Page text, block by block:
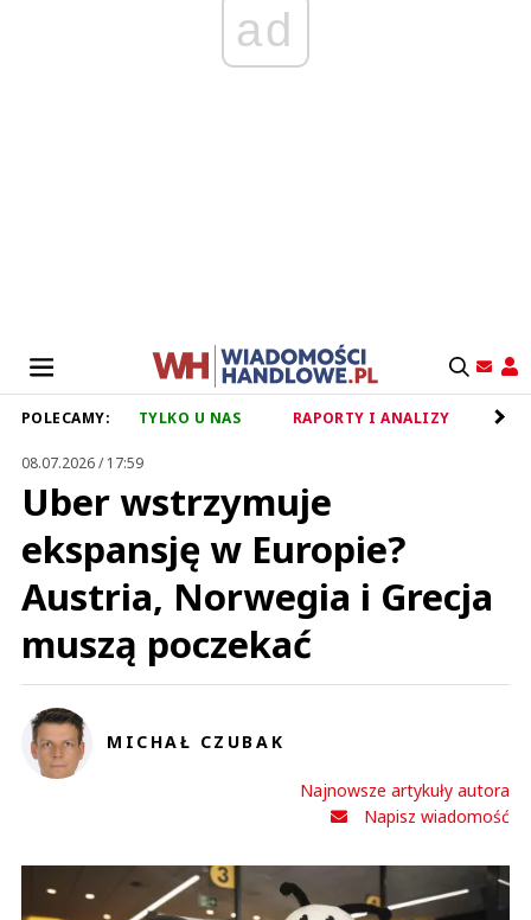
ad
POLECAMY: TYLKO U NAS RAPORTY I ANALIZY
08.07.2026 / 17:59
Uber wstrzymuje
ekspansję w Europie?
Austria, Norwegia i Grecja
muszą poczekać
MICHAŁ CZUBAK
Najnowsze artykuły autora
Napisz wiadomość